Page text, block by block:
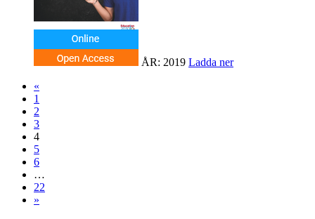
ÅR: 2019 Ladda ner
«
1
2
3
4
5
6
…
22
»